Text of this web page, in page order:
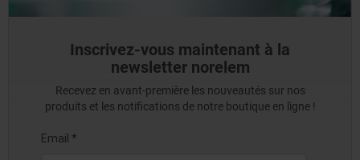
Inscrivez-vous maintenant à la
newsletter norelem
Recevez en avant-première les nouveautés sur nos
produits et les notifications de notre boutique en ligne !